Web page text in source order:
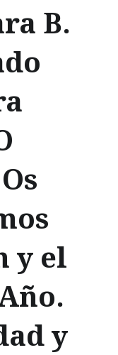
B.
y el
y